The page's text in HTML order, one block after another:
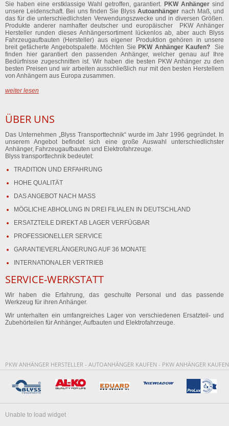
Sie haben eine erstklassige Wahl getroffen, garantiert. PKW Anhänger sind
unsere Leidenschaft. Bei uns finden Sie BlyssAutoanhänger nach Maß, und
das für die unterschiedlichsten Verwendungszwecke und in diversen Größen.
Produkte anderer namhafter deutscher und europäischer PKW Anhänger
Hersteller runden dieses Anhängersortiment lückenlos ab, aber auch Blyss
Fahrzeugaufbauten (Hersteller) aus eigener Produktion gehören in unsere
breit gefächerte Angebotspalette. Möchten Sie PKW Anhänger Kaufen? Sie
finden hier garantiert den passenden Anhänger, welcher genau auf Ihre
Bedürfnisse zugeschnitten ist. Wir haben die besten PKW Anhänger zu den
besten Preisen und wir arbeiten ausschließlich nur mit den besten Herstellern
von Anhängern aus Europa zusammen.
weiter lesen
ÜBER UNS
Das Unternehmen „Blyss Transporttechnik“ wurde im Jahr 1996 gegründet. In
unserem Angebot befindet sich eine große Auswahl unterschiedlichster
Anhänger, Fahrzeugaufbauten und Elektrofahrzeuge.
Blyss transporttechnik bedeutet:
TRADITION UND ERFAHRUNG
HOHE QUALITÄT
DAS ANGEBOT NACH MASS
MÖGLICHE ABHOLUNG IN DREI FILIALEN IN DEUTSCHLAND
ERSATZTEILE DIREKT AB LAGER VERFÜGBAR
PROFESSIONELLER SERVICE
GARANTIEVERLÄNGERUNG AUF 36 MONATE
INTERNATIONALER VERTRIEB
SERVICE-WERKSTATT
Wir haben die Erfahrung, das geschulte Personal und das passende
Werkzeug für ihren Anhänger.
Wir unterhalten ein umfangreiches Lager von verschiedenen Ersatzteil- und
Zubehörteilen für Anhänger, Aufbauten und Elektrofahrzeuge.
PKW ANHÄNGER HERSTELLER - AUTOANHÄNGER KAUFEN - PKW ANHÄNGER KAUFEN
Unable to load widget